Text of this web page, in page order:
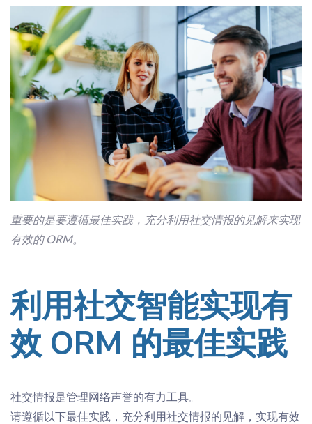
重要的是要遵循最佳实践，充分利用社交情报的见解来实现
有效的 ORM。
利用社交智能实现有
效 ORM 的最佳实践
社交情报是管理网络声誉的有力工具。
请遵循以下最佳实践，充分利用社交情报的 见解 ，实现有效